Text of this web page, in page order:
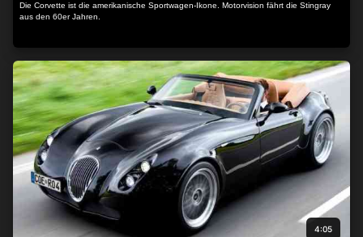
Die Corvette ist die amerikanische Sportwagen-Ikone. Motorvision fährt die Stingray
aus den 60er Jahren.
4:05